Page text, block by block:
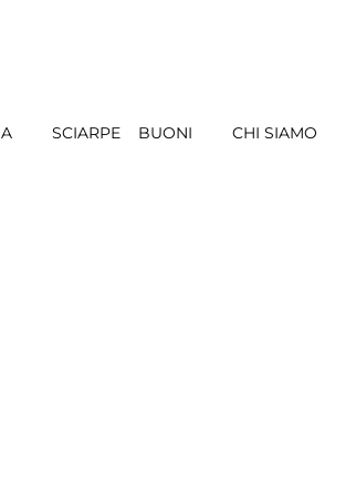
SCIARPE BUONI CHI SIAMO